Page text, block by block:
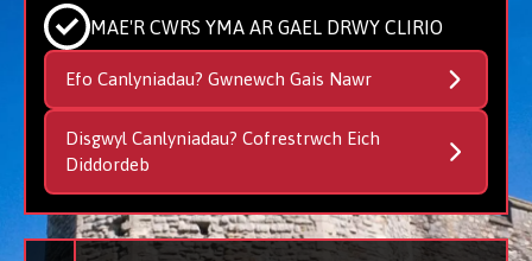
MAE'R CWRS YMA AR GAEL DRWY CLIRIO
Efo Canlyniadau? Gwnewch Gais Nawr
Disgwyl Canlyniadau? Cofrestrwch Eich
Diddordeb